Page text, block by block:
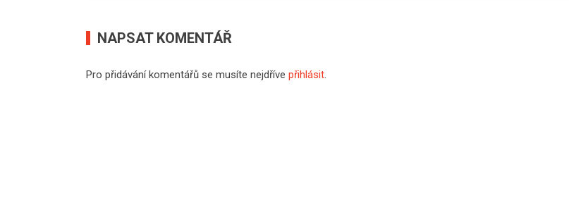
NAPSAT KOMENTÁŘ
Pro přidávání komentářů se musíte nejdříve přihlásit.